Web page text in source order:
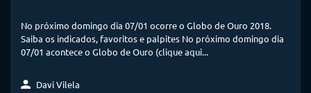
No próximo domingo dia 07/01 ocorre o Globo de Ouro 2018.
Saiba os indicados, favoritos e palpites No próximo domingo dia
07/01 acontece o Globo de Ouro (clique aqui...
Davi Vilela